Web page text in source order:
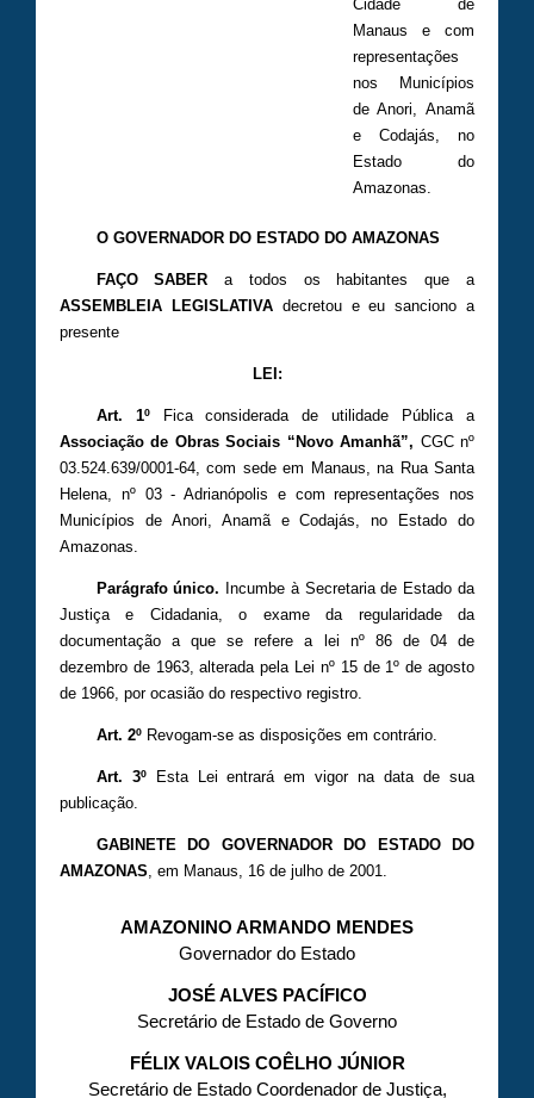
Cidade de
Manaus e com
representações
nos Municípios
de Anori, Anamã
e Codajás, no
Estado do
Amazonas.
O GOVERNADOR DO ESTADO DO AMAZONAS
FAÇO SABER a todos os habitantes que a
ASSEMBLEIA LEGISLATIVAdecretou e eu sanciono a
presente
LEI:
Art. 1ºFica considerada de utilidade Pública a
Associação de Obras Sociais “Novo Amanhã”, CGC nº
03.524.639/0001-64, com sede em Manaus, na Rua Santa
Helena, nº 03 - Adrianópolis e com representações nos
Municípios de Anori, Anamã e Codajás, no Estado do
Amazonas.
Parágrafo único. Incumbe à Secretaria de Estado da
Justiça e Cidadania, o exame da regularidade da
documentação a que se refere a lei nº 86 de 04 de
dezembro de 1963, alterada pela Lei nº 15 de 1º de agosto
de 1966, por ocasião do respectivo registro.
Art. 2ºRevogam-se as disposições em contrário.
Art. 3ºEsta Lei entrará em vigor na data de sua
publicação.
GABINETE DO GOVERNADOR DO ESTADO DO
AMAZONAS , em Manaus, 16 de julho de 2001.
AMAZONINO ARMANDO MENDES
Governador do Estado
JOSÉ ALVES PACÍFICO
Secretário de Estado de Governo
FÉLIX VALOIS COÊLHO JÚNIOR
Secretário de Estado Coordenador de Justiça,